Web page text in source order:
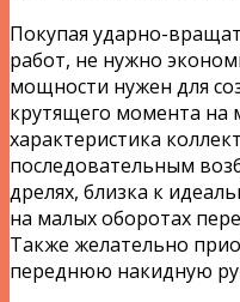
Покупая ударно-
работ, не нужно
мощности нужен для
крутящего момента на
характеристика
последовательным
дрелях, близка к
на малых оборотах
Также желательно
переднюю накидную